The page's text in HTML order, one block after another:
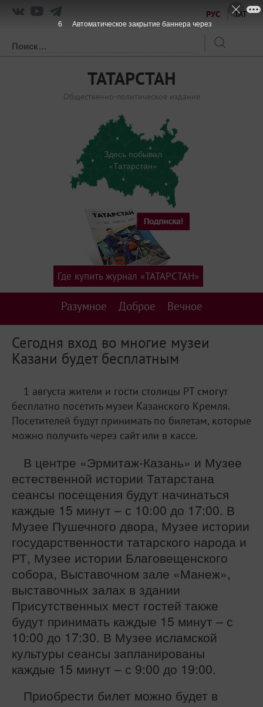
РУС ТАТ
ТАТАРСТАН
Общественно-политическое издание
Здесь побывал
«Татарстан»
Разумное Доброе Вечное
Где купить журнал «ТАТАРСТАН»
Сегодня вход во многие музеи
Казани будет бесплатным
1 августа жители и гости столицы РТ смогут
бесплатно посетить музеи Казанского Кремля.
Посетителей будут принимать по билетам, которые
можно получить через сайт или в кассе.
В центре «Эрмитаж-Казань» и Музее
естественной истории Татарстана
сеансы посещения будут начинаться
каждые 15 минут – с 10:00 до 17:00. В
Музее Пушечного двора, Музее истории
государственности татарского народа и
РТ, Музее истории Благовещенского
собора, Выставочном зале «Манеж»,
выставочных залах в здании
Присутственных мест гостей также
будут принимать каждые 15 минут – с
10:00 до 17:30. В Музее исламской
культуры сеансы запланированы
каждые 15 минут – с 9:00 до 19:00.
Приобрести билет можно будет в
6 Автоматическое закрытие баннера через